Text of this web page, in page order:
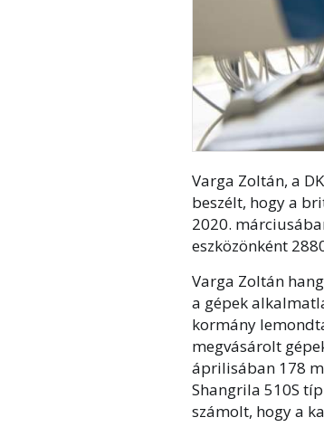
Varga Zoltán, a
beszélt, hogy a
2020.
eszközönként
Varga Zoltán
a gépek
kormány
megvásárolt
áprilisában 178
Shangrila 510S
számolt, hogy a